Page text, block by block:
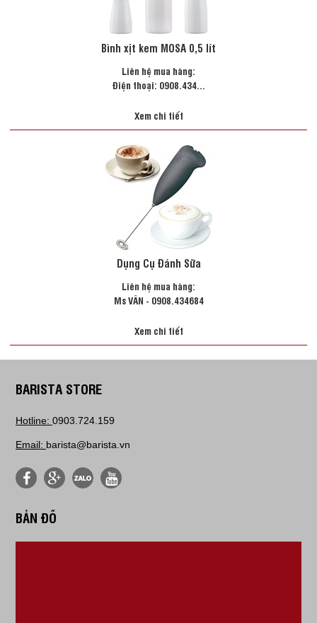
Bình xịt kem MOSA 0,5 lít
Liên hệ mua hàng:
Điện thoại: 0908.434...
Xem chi tiết
Dụng Cụ Đánh Sữa
Liên hệ mua hàng:
Ms VÂN - 0908.434684
Xem chi tiết
BARISTA STORE
Hotline: 0903.724.159
Email: barista@barista.vn
BẢN ĐỒ